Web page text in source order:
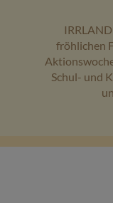
fröhlichen
Schul- und